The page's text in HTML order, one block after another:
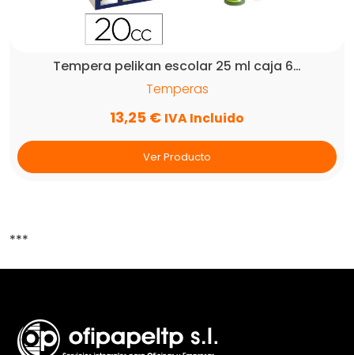
Tempera pelikan escolar 25 ml caja 6…
Temperas
13,25 € IVA Incluido
Ver Producto
***